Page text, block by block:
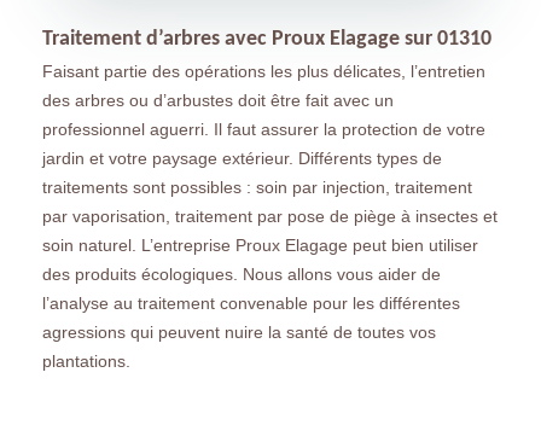
Traitement d’arbres avec Proux Elagage sur 01310
Faisant partie des opérations les plus délicates, l’entretien
des arbres ou d’arbustes doit être fait avec un
professionnel aguerri. Il faut assurer la protection de votre
jardin et votre paysage extérieur. Différents types de
traitements sont possibles : soin par injection, traitement
par vaporisation, traitement par pose de piège à insectes et
soin naturel. L’entreprise Proux Elagage peut bien utiliser
des produits écologiques. Nous allons vous aider de
l’analyse au traitement convenable pour les différentes
agressions qui peuvent nuire la santé de toutes vos
plantations.